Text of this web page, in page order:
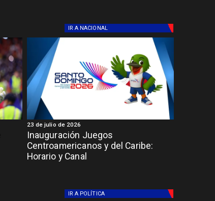
IR A NACIONAL
Inauguración Juegos
Centroamericanos y del Caribe:
Horario y Canal
23 de julio de 2026
IR A POLÍTICA